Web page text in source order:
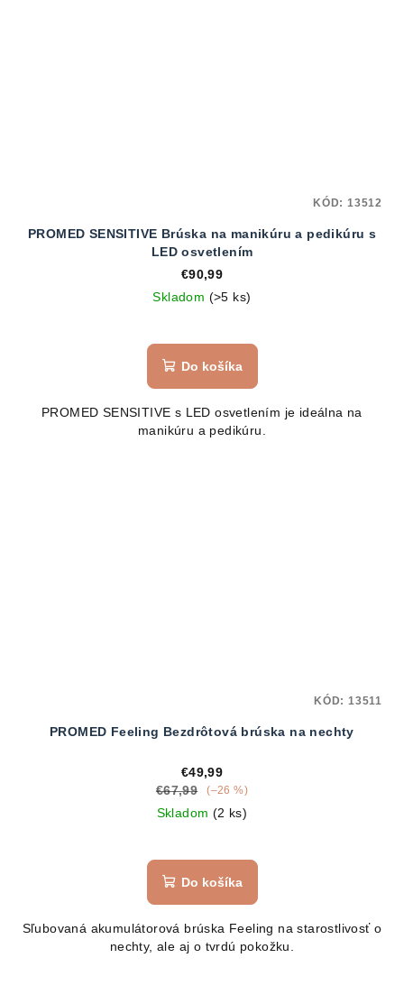
PROMED SENSITIVE Brúska na manikúru a pedikúru s
LED osvetlením
€90,99
Skladom (>5 ks)
Do košíka
PROMED SENSITIVE s LED osvetlením je ideálna na
manikúru a pedikúru.
KÓD: 13512
PROMED Feeling Bezdrôtová brúska na nechty
€49,99
€67,99
(–26 %)
Skladom (2 ks)
Do košíka
Sľubovaná akumulátorová brúska Feeling na starostlivosť o
nechty, ale aj o tvrdú pokožku.
KÓD: 13511